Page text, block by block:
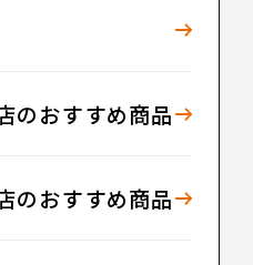
のおすすめ商品
のおすすめ商品